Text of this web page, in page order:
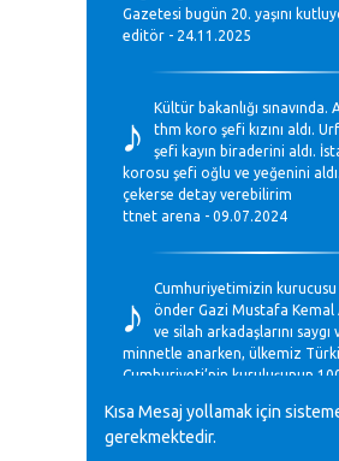
Gazetesi bugün 20. yaşını
editör - 24.11.2025
♪
Kültür bakanlığı sınavında.
thm koro şefi kızını aldı.
şefi kayın biraderini aldı.
korosu şefi oğlu ve yeğenini
çekerse detay verebilirim
ttnet arena - 09.07.2024
♪
Cumhuriyetimizin kurucusu
önder Gazi Mustafa
ve silah arkadaşlarını saygı
minnetle anarken, ülkemiz
Cumhuriyeti’nin kuruluşunun 100.
Mavi Nota - 28.10.2023
Kısa Mesaj yollamak için
gerekmektedir.